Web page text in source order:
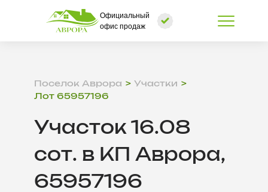
Официальный
офис продаж
Поселок Аврора
Участки
Лот 65957196
Участок 16.08
сот. в КП Аврора,
65957196